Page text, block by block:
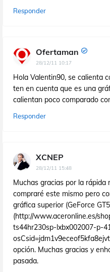
Responder
Ofertaman
28/12/11 10:17
Hola Valentin90, se calienta
ten en cuenta que es una
calientan poco comparado
Responder
XCNEP
28/12/11 15:48
Muchas gracias por la rápida
compraré este mismo pero
gráfica superior (GeForce
(http://www.aceronline.es/
ts44hr230sp-lxbx002007-p-
opción. Muchas gracias y
pasada.